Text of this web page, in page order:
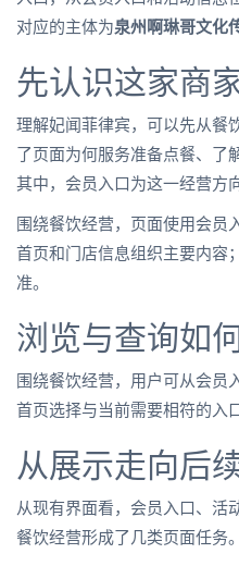
对应的主体为泉州啊琳哥文化
先认识这家商
理解妃闻菲律宾，可以先从餐
了页面为何服务准备点餐、了
其中，会员入口为这一经营方
围绕餐饮经营，页面使用会员
首页和门店信息组织主要内容
准。
浏览与查询如
围绕餐饮经营，用户可从会员
首页选择与当前需要相符的入
从展示走向后
从现有界面看，会员入口、活
餐饮经营形成了几类页面任务。